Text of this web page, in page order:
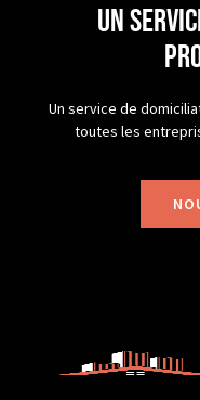
un
Un service de
toutes les